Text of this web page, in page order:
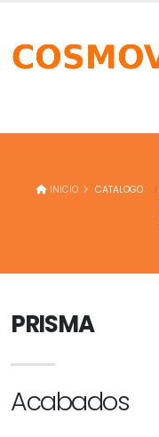
INICIO CATALOGO
PRISMA
Acabados